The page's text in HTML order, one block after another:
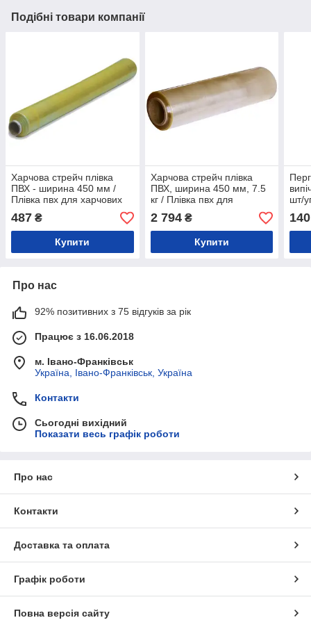
Подібні товари компанії
Харчова стрейч плівка
ПВХ - ширина 450 мм /
Плівка пвх для харчових
продуктів
487 ₴
Купити
Харчова стрейч плівка
ПВХ, ширина 450 мм, 7.5
кг / Плівка пвх для
харчових продуктів
2 794₴
Купити
шт/
140
Про нас
92% позитивних з 75 відгуків за рік
Працює з 16.06.2018
м. Івано-Франківськ
Україна, Івано-Франківськ, Україна
Контакти
Сьогодні вихідний
Показати весь графік роботи
Про нас
Контакти
Доставка та оплата
Графік роботи
Повна версія сайту